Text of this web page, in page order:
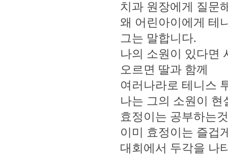
치과 원장에게 질문
왜 어린아이에게 테
그는 말합니다.
나의 소원이 있다면
오르면 딸과 함께
여러나라로 테니스
나는 그의 소원이
효정이는 공부하는
이미 효정이는 즐겁
대회에서 두각을 나